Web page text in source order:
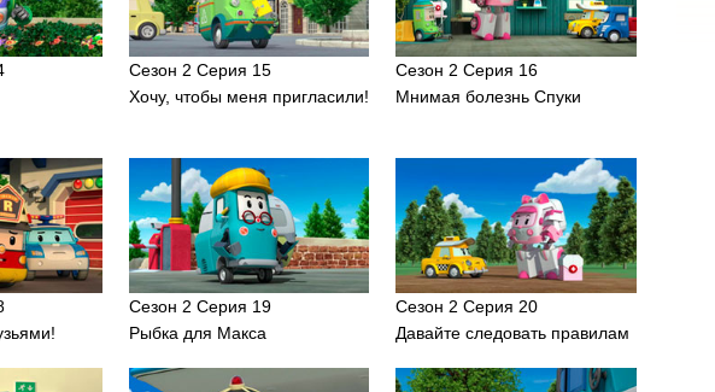
Сезон 2 Серия 15
Хочу, чтобы меня пригласили!
Сезон 2 Серия 16
Мнимая болезнь Спуки
Сезон 2 Серия 19
Рыбка для Макса
Сезон 2 Серия 20
Давайте следовать правилам